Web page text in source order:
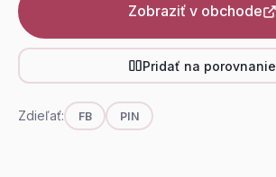
Zobraziť v obchode
Pridať na porovnanie
Zdieľať: FB PIN